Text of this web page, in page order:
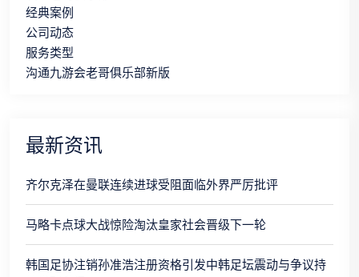
经典案例
公司动态
服务类型
沟通九游会老哥俱乐部新版
最新资讯
齐尔克泽在曼联连续进球受阻面临外界严厉批评
马略卡点球大战惊险淘汰皇家社会晋级下一轮
韩国足协注销孙准浩注册资格引发中韩足坛震动与争议持